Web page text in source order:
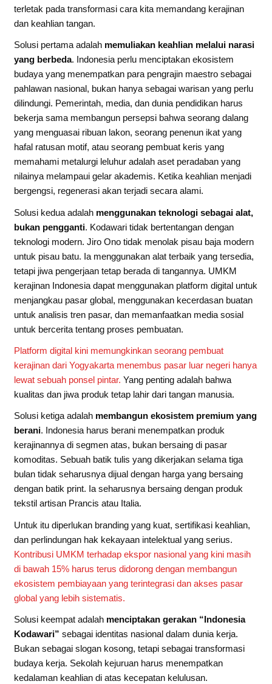
terletak pada transformasi cara kita memandang kerajinan
dan keahlian tangan.
Solusi pertama adalah memuliakan keahlian melalui narasi
yang berbeda. Indonesia perlu menciptakan ekosistem
budaya yang menempatkan para pengrajin maestro sebagai
pahlawan nasional, bukan hanya sebagai warisan yang perlu
dilindungi. Pemerintah, media, dan dunia pendidikan harus
bekerja sama membangun persepsi bahwa seorang dalang
yang menguasai ribuan lakon, seorang penenun ikat yang
hafal ratusan motif, atau seorang pembuat keris yang
memahami metalurgi leluhur adalah aset peradaban yang
nilainya melampaui gelar akademis. Ketika keahlian menjadi
bergengsi, regenerasi akan terjadi secara alami.
Solusi kedua adalah menggunakan teknologi sebagai alat,
bukan pengganti. Kodawari tidak bertentangan dengan
teknologi modern. Jiro Ono tidak menolak pisau baja modern
untuk pisau batu. Ia menggunakan alat terbaik yang tersedia,
tetapi jiwa pengerjaan tetap berada di tangannya. UMKM
kerajinan Indonesia dapat menggunakan platform digital untuk
menjangkau pasar global, menggunakan kecerdasan buatan
untuk analisis tren pasar, dan memanfaatkan media sosial
untuk bercerita tentang proses pembuatan.
Platform digital kini memungkinkan seorang pembuat
kerajinan dari Yogyakarta menembus pasar luar negeri hanya
lewat sebuah ponsel pintar. Yang penting adalah bahwa
kualitas dan jiwa produk tetap lahir dari tangan manusia.
Solusi ketiga adalah membangun ekosistem premium yang
berani. Indonesia harus berani menempatkan produk
kerajinannya di segmen atas, bukan bersaing di pasar
komoditas. Sebuah batik tulis yang dikerjakan selama tiga
bulan tidak seharusnya dijual dengan harga yang bersaing
dengan batik print. Ia seharusnya bersaing dengan produk
tekstil artisan Prancis atau Italia.
Untuk itu diperlukan branding yang kuat, sertifikasi keahlian,
dan perlindungan hak kekayaan intelektual yang serius.
Kontribusi UMKM terhadap ekspor nasional yang kini masih
di bawah 15% harus terus didorong dengan membangun
ekosistem pembiayaan yang terintegrasi dan akses pasar
global yang lebih sistematis.
Solusi keempat adalah menciptakan gerakan “Indonesia
Kodawari” sebagai identitas nasional dalam dunia kerja.
Bukan sebagai slogan kosong, tetapi sebagai transformasi
budaya kerja. Sekolah kejuruan harus menempatkan
kedalaman keahlian di atas kecepatan kelulusan.